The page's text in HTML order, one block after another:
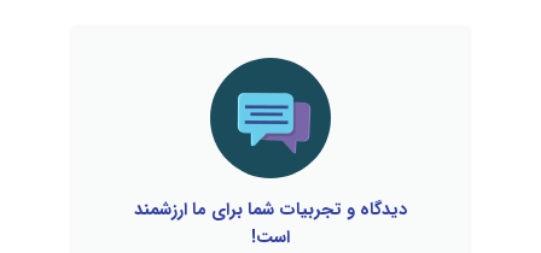
دیدگاه و تجربیات شما برای ما ارزشمند
است!